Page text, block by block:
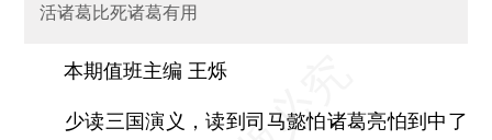
活诸葛比死诸葛有用
本期值班主编 王烁
少读三国演义，读到司马懿怕诸葛亮怕到中了